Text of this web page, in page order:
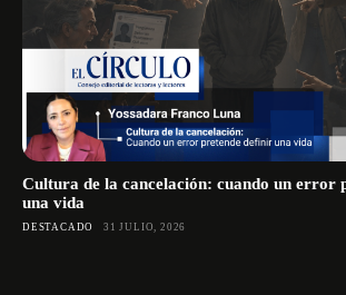
Cultura de la cancelación: cuando un error
una vida
DESTACADO 31 JULIO, 2026